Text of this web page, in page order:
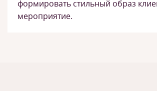
формировать стильный образ
мероприятие.